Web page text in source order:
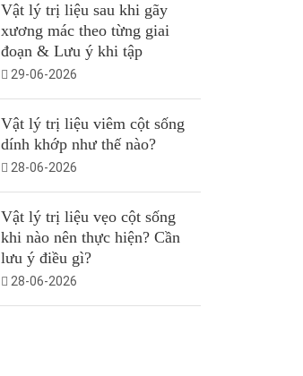
Vật lý trị liệu sau khi gãy
xương mác theo từng giai
đoạn & Lưu ý khi tập
29-06-2026
Vật lý trị liệu viêm cột sống
dính khớp như thế nào?
28-06-2026
Vật lý trị liệu vẹo cột sống
khi nào nên thực hiện? Cần
lưu ý điều gì?
28-06-2026